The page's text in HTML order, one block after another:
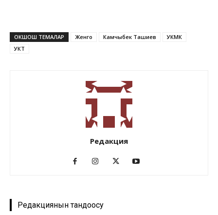
ОКШОШ ТЕМАЛАР Женго Камчыбек Ташиев
УКМК
УКТ
Редакция
Редакциянын тандоосу